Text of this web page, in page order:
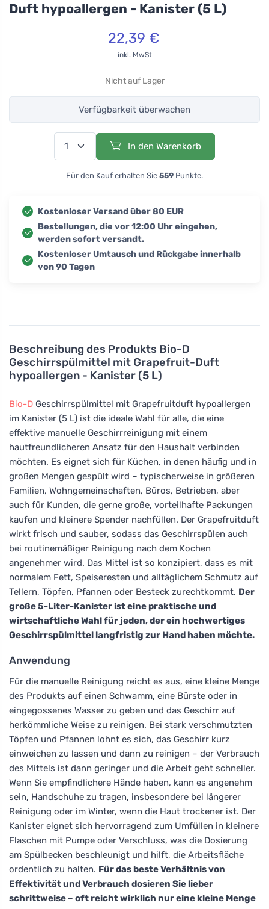
Beschreibung des Produkts Bio-D
Geschirrspülmittel mit Grapefruit-Duft
hypoallergen - Kanister (5 L)
Bio-D Geschirrspülmittel mit Grapefruitduft hypoallergen
im Kanister (5 L) ist die ideale Wahl für alle, die eine
effektive manuelle Geschirrreinigung mit einem
hautfreundlicheren Ansatz für den Haushalt verbinden
möchten. Es eignet sich für Küchen, in denen häufig und in
großen Mengen gespült wird – typischerweise in größeren
Familien, Wohngemeinschaften, Büros, Betrieben, aber
auch für Kunden, die gerne große, vorteilhafte Packungen
kaufen und kleinere Spender nachfüllen. Der Grapefruitduft
wirkt frisch und sauber, sodass das Geschirrspülen auch
bei routinemäßiger Reinigung nach dem Kochen
angenehmer wird. Das Mittel ist so konzipiert, dass es mit
normalem Fett, Speiseresten und alltäglichem Schmutz auf
Tellern, Töpfen, Pfannen oder Besteck zurechtkommt. Der
große 5-Liter-Kanister ist eine praktische und
wirtschaftliche Wahl für jeden, der ein hochwertiges
Geschirrspülmittel langfristig zur Hand haben möchte.
Anwendung
Für die manuelle Reinigung reicht es aus, eine kleine Menge
des Produkts auf einen Schwamm, eine Bürste oder in
eingegossenes Wasser zu geben und das Geschirr auf
herkömmliche Weise zu reinigen. Bei stark verschmutzten
Töpfen und Pfannen lohnt es sich, das Geschirr kurz
einweichen zu lassen und dann zu reinigen – der Verbrauch
des Mittels ist dann geringer und die Arbeit geht schneller.
Wenn Sie empfindlichere Hände haben, kann es angenehm
sein, Handschuhe zu tragen, insbesondere bei längerer
Reinigung oder im Winter, wenn die Haut trockener ist. Der
Kanister eignet sich hervorragend zum Umfüllen in kleinere
Flaschen mit Pumpe oder Verschluss, was die Dosierung
am Spülbecken beschleunigt und hilft, die Arbeitsfläche
ordentlich zu halten. Für das beste Verhältnis von
Effektivität und Verbrauch dosieren Sie lieber
schrittweise – oft reicht wirklich nur eine kleine Menge
Duft hypoallergen - Kanister (5 L)
22,39 €
inkl. MwSt
Nicht auf Lager
Verfügbarkeit überwachen
In den Warenkorb
Für den Kauf erhalten Sie 559 Punkte.
Kostenloser Versand über 80 EUR
Bestellungen, die vor 12:00 Uhr eingehen,
werden sofort versandt.
Kostenloser Umtausch und Rückgabe innerhalb
von 90 Tagen